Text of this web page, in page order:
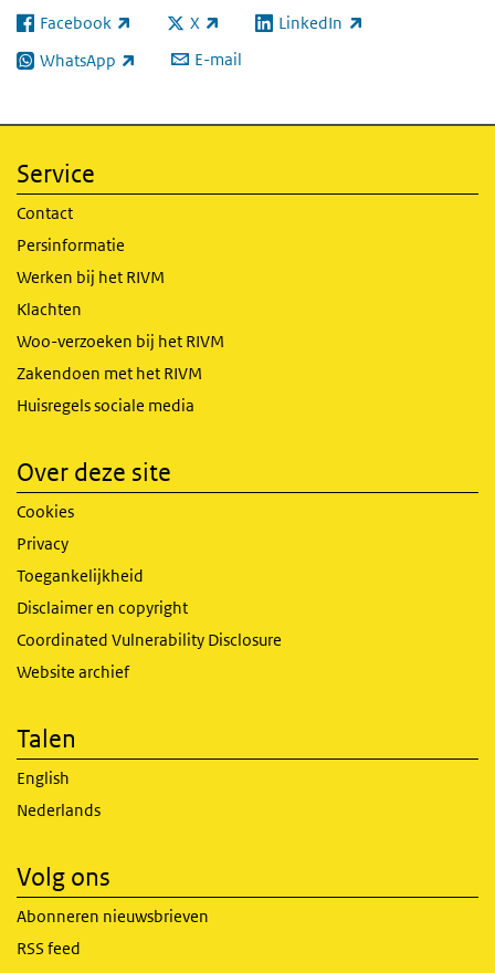
Facebook
(externe link) X
(externe link) LinkedIn
(externe link)
WhatsApp
(externe link) E-mail
Service
Contact
Persinformatie
Werken bij het RIVM
Klachten
Woo-verzoeken bij het RIVM
Zakendoen met het RIVM
Huisregels sociale media
Over deze site
Cookies
Privacy
Toegankelijkheid
Disclaimer en copyright
Coordinated Vulnerability Disclosure
Website archief
Talen
English
Nederlands
Volg ons
Abonneren nieuwsbrieven
RSS feed